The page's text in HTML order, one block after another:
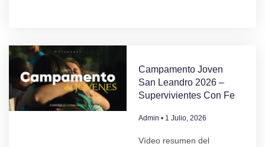
Campamento Joven
San Leandro 2026 –
Supervivientes Con Fe
Admin 1 Julio, 2026
Vídeo resumen del